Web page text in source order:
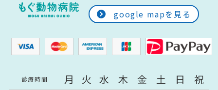
google mapを見る
診療時間 月 火 水 木 金 土 日 祝